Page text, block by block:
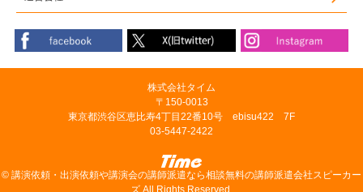
株式会社タイム
〒150-0013
東京都渋谷区恵比寿4丁目22番10号 ebisu422 7F
03-5447-2422
© 講演依頼・出演依頼や講演会の講師派遣なら相談無料の講師派遣会社スピーカー
ズ All Rights Reserved.